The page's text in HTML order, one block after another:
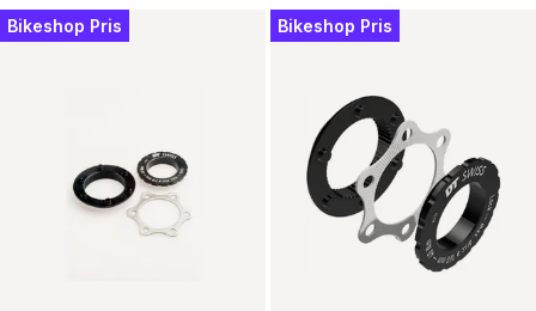
Produkter
Bikeshop Pris Bikeshop Pris